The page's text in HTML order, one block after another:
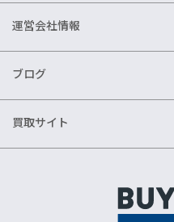
運営会社情報
ブログ
買取サイト